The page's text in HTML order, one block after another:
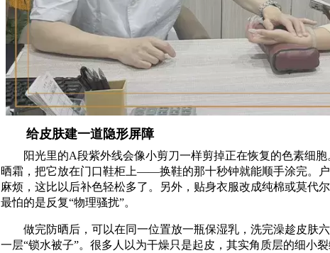
给皮肤建一道隐形屏障
阳光里的A段紫外线会像小剪刀一样剪掉正在恢复的色素细
晒霜，把它放在门口鞋柜上——换鞋的那十秒钟就能顺手涂完。
麻烦，这比以后补色轻松多了。另外，贴身衣服改成纯棉或莫代
最怕的是反复“物理骚扰”。
做完防晒后，可以在同一位置放一瓶保湿乳，洗完澡趁皮肤
一层“锁水被子”。很多人以为干燥只是起皮，其实角质层的细小